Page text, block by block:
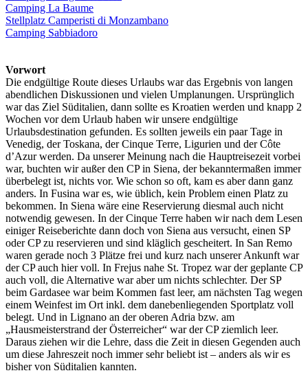
Camping La Baume
Stellplatz Camperisti di Monzambano
Camping Sabbiadoro
Vorwort
Die endgültige Route dieses Urlaubs war das Ergebnis von langen
abendlichen Diskussionen und vielen Umplanungen. Ursprünglich
war das Ziel Süditalien, dann sollte es Kroatien werden und knapp 2
Wochen vor dem Urlaub haben wir unsere endgültige
Urlaubsdestination gefunden. Es sollten jeweils ein paar Tage in
Venedig, der Toskana, der Cinque Terre, Ligurien und der Côte
d’Azur werden. Da unserer Meinung nach die Hauptreisezeit vorbei
war, buchten wir außer den CP in Siena, der bekanntermaßen immer
überbelegt ist, nichts vor. Wie schon so oft, kam es aber dann ganz
anders. In Fusina war es, wie üblich, kein Problem einen Platz zu
bekommen. In Siena wäre eine Reservierung diesmal auch nicht
notwendig gewesen. In der Cinque Terre haben wir nach dem Lesen
einiger Reiseberichte dann doch von Siena aus versucht, einen SP
oder CP zu reservieren und sind kläglich gescheitert. In San Remo
waren gerade noch 3 Plätze frei und kurz nach unserer Ankunft war
der CP auch hier voll. In Frejus nahe St. Tropez war der geplante CP
auch voll, die Alternative war aber um nichts schlechter. Der SP
beim Gardasee war beim Kommen fast leer, am nächsten Tag wegen
einem Weinfest im Ort inkl. dem danebenliegenden Sportplatz voll
belegt. Und in Lignano an der oberen Adria bzw. am
„Hausmeisterstrand der Österreicher“ war der CP ziemlich leer.
Daraus ziehen wir die Lehre, dass die Zeit in diesen Gegenden auch
um diese Jahreszeit noch immer sehr beliebt ist – anders als wir es
bisher von Süditalien kannten.